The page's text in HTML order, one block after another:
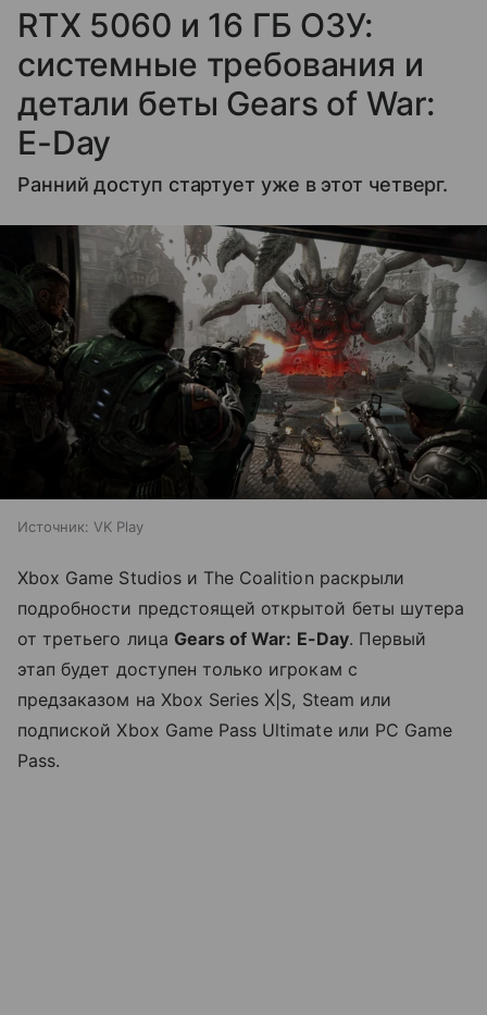
RTX 5060 и 16 ГБ ОЗУ:
системные требования и
детали беты Gears of War:
E-Day
Ранний доступ стартует уже в этот четверг.
Источник: VK Play
Xbox Game Studios и The Coalition раскрыли
подробности предстоящей открытой беты шутера
от третьего лица Gears of War: E-Day. Первый
этап будет доступен только игрокам с
предзаказом на Xbox Series X|S, Steam или
подпиской Xbox Game Pass Ultimate или PC Game
Pass.